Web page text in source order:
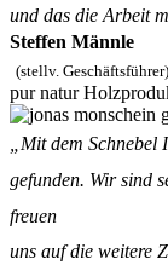
und das die Arbeit
Steffen Männle
(stellv. Geschäftsführer)
pur natur
„Mit dem
gefunden. Wir sind
freuen
uns auf die weitere